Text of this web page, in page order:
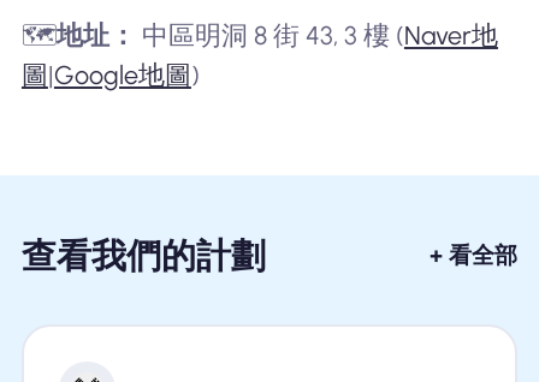
🗺️地址： 中區明洞 8 街 43, 3 樓 (Naver地
圖|Google地圖)
查看我們的計劃 + 看全部